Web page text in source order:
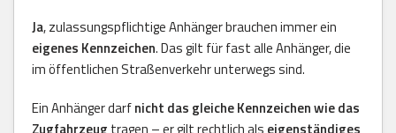
Ja, zulassungspflichtige Anhänger brauchen immer ein
eigenes Kennzeichen. Das gilt für fast alle Anhänger, die
im öffentlichen Straßenverkehr unterwegs sind.
Ein Anhänger darfnicht das gleiche Kennzeichen wie das